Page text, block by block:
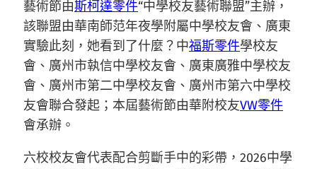
藝術節由斯柯達零件“中學校友藝術聯盟”主辦，
該聯盟由華南師范年夜學附屬中學校友會、廣東
實驗此刻，她看到了什麼？中福斯零件學校友
會、廣州市執信中學校友會、廣東廣雅中學校友
會、廣州市第二中學校友會、廣州市第六中學校
友會聯合發起；本屆藝術節由華附校友VW零件
會承辦。
六校校友會代表配合剪斷手中的彩帶，2026中學